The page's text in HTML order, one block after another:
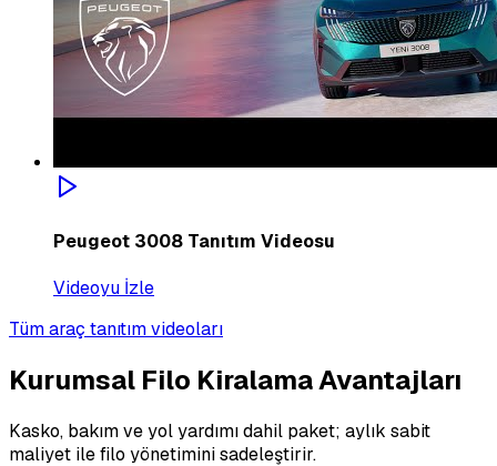
Peugeot 3008 Tanıtım Videosu
Videoyu İzle
Tüm araç tanıtım videoları
Kurumsal Filo Kiralama Avantajları
Kasko, bakım ve yol yardımı dahil paket; aylık sabit
maliyet ile filo yönetimini sadeleştirir.